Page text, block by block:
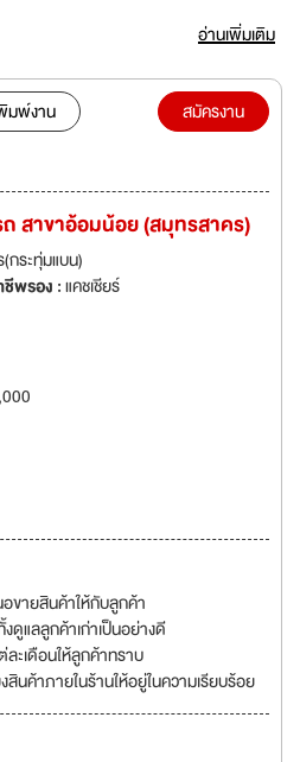
ด กม.4 แขวงบางนา เขตบางนา กรุงเทพฯ
อ่านเพิ่มเติม
มพ์งาน
สมัครงาน
สาขาอ้อมน้อย (สมุทรสาคร)
กระทุ่มแบน)
พรอง :แคชเชียร์
ขายสินค้าให้กับลูกค้า
ดูแลลูกค้าเก่าเป็นอย่างดี
ละเดือนให้ลูกค้าทราบ
สินค้าภายในร้านให้อยู่ในความเรียบร้อย